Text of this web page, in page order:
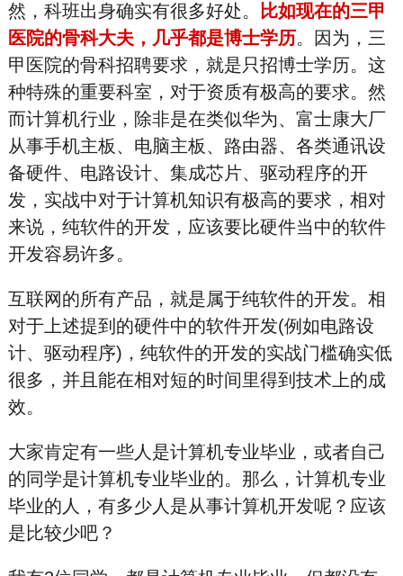
然，科班出身确实有很多好处。
比如现在的三甲
医院的骨科大夫，几乎都是博士学历。因为，三
甲医院的骨科招聘要求，就是只招博士学历。这
种特殊的重要科室，对于资质有极高的要求。然
而计算机行业，除非是在类似华为、富士康大厂
从事手机主板、电脑主板、路由器、各类通讯设
备硬件、电路设计、集成芯片、驱动程序的开
发，实战中对于计算机知识有极高的要求，相对
来说，纯软件的开发，应该要比硬件当中的软件
开发容易许多。
互联网的所有产品，就是属于纯软件的开发。相
对于上述提到的硬件中的软件开发(例如电路设
计、驱动程序)，纯软件的开发的实战门槛确实低
很多，并且能在相对短的时间里得到技术上的成
效。
大家肯定有一些人是计算机专业毕业，或者自己
的同学是计算机专业毕业的。那么，计算机专业
毕业的人，有多少人是从事计算机开发呢？应该
是比较少吧？